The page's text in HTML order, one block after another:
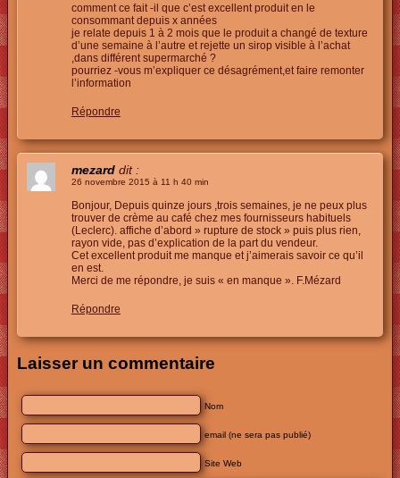
comment ce fait -il que c’est excellent produit en le
consommant depuis x années
je relate depuis 1 à 2 mois que le produit a changé de texture
d’une semaine à l’autre et rejette un sirop visible à l’achat
,dans différent supermarché ?
pourriez -vous m’expliquer ce désagrément,et faire remonter
l’information
Répondre
mezard dit :
26 novembre 2015 à 11 h 40 min
Bonjour, Depuis quinze jours ,trois semaines, je ne peux plus
trouver de crème au café chez mes fournisseurs habituels
(Leclerc). affiche d’abord » rupture de stock » puis plus rien,
rayon vide, pas d’explication de la part du vendeur.
Cet excellent produit me manque et j’aimerais savoir ce qu’il
en est.
Merci de me répondre, je suis « en manque ». F.Mézard
Répondre
Laisser un commentaire
Nom
email (ne sera pas publié)
Site Web